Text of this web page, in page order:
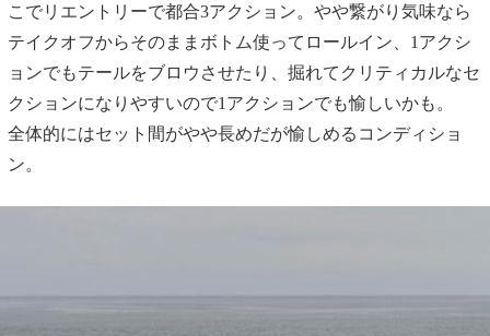
こでリエントリーで都合3アクション。やや繋がり気味なら
テイクオフからそのままボトム使ってロールイン、1アクシ
ョンでもテールをブロウさせたり、掘れてクリティカルなセ
クションになりやすいので1アクションでも愉しいかも。
全体的にはセット間がやや長めだが愉しめるコンディショ
ン。